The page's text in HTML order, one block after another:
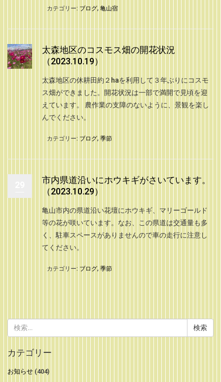
カテゴリー: ブログ, 亀山宿
太森地区のコスモス畑の開花状況
（2023.10.19）
太森地区の休耕田約２haを利用して３年ぶりにコスモ
ス畑ができました。開花状況は一部で満開で見頃を迎
えています。 農作業の支障のないように、景観を楽し
んでください。
カテゴリー: ブログ, 季節
市内県道沿いにホウキギがさいています。
（2023.10.29）
亀山市内の県道沿い花壇にホウキギ、マリーゴールド
等の花が咲いています。なお、この県道は交通量も多
く、駐車スペースがありませんので車の走行に注意し
てください。
カテゴリー: ブログ, 季節
索:
カテゴリー
お知らせ (404)